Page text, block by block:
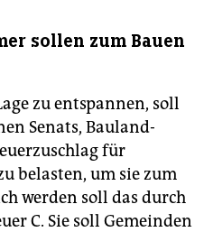
sollen zum Bauen
zu entspannen, soll
Senats, Bauland-
für
belasten, um sie zum
werden soll das durch
C. Sie soll Gemeinden